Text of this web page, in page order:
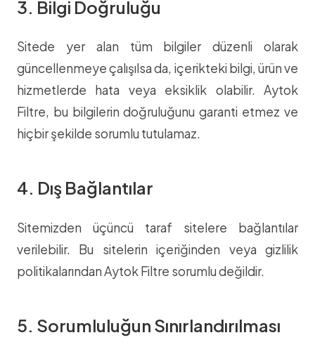
3. Bilgi Doğruluğu
Sitede yer alan tüm bilgiler düzenli olarak
güncellenmeye çalışılsa da, içerikteki bilgi, ürün ve
hizmetlerde hata veya eksiklik olabilir. Aytok
Filtre, bu bilgilerin doğruluğunu garanti etmez ve
hiçbir şekilde sorumlu tutulamaz.
4. Dış Bağlantılar
Sitemizden üçüncü taraf sitelere bağlantılar
verilebilir. Bu sitelerin içeriğinden veya gizlilik
politikalarından Aytok Filtre sorumlu değildir.
5. Sorumluluğun Sınırlandırılması